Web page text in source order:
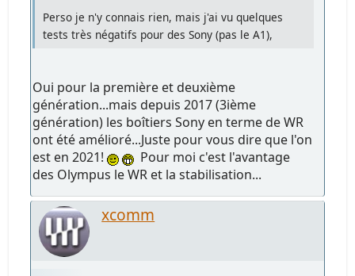
Perso je n'y connais rien, mais j'ai vu quelques
tests très négatifs pour des Sony (pas le A1),
Oui pour la première et deuxième
génération...mais depuis 2017 (3ième
génération) les boîtiers Sony en terme de WR
ont été amélioré...Juste pour vous dire que l'on
est en 2021!
Pour moi c'est l'avantage
des Olympus le WR et la stabilisation...
xcomm